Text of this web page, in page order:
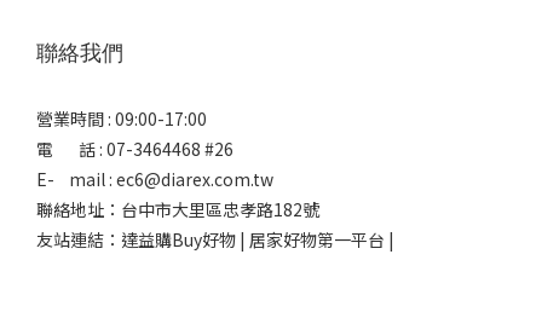
聯絡我們
營業時間 : 09:00-17:00
電 話 : 07-3464468 #26
E- mail : ec6@diarex.com.tw
聯絡地址：台中市大里區忠孝路182號
友站連結： 達益購Buy好物 | 居家好物第一平台 |